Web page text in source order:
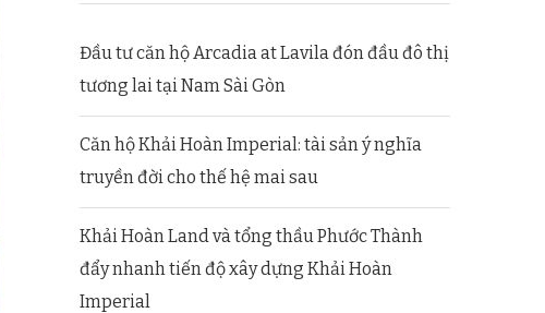
Đầu tư căn hộ Arcadia at Lavila đón đầu đô thị
tương lai tại Nam Sài Gòn
Căn hộ Khải Hoàn Imperial: tài sản ý nghĩa
truyền đời cho thế hệ mai sau
Khải Hoàn Land và tổng thầu Phước Thành
đẩy nhanh tiến độ xây dựng Khải Hoàn
Imperial